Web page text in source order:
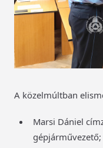
A közelmúltban
Marsi Dániel
gépjárművezető;